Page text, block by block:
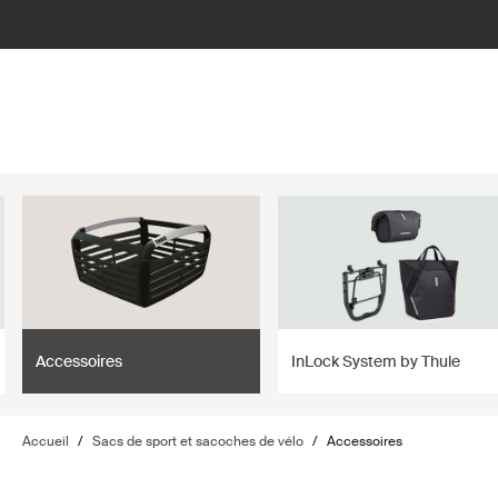
Accessoires InLock System by Thule
Accueil / Sacs de sport et sacoches de vélo / Accessoires